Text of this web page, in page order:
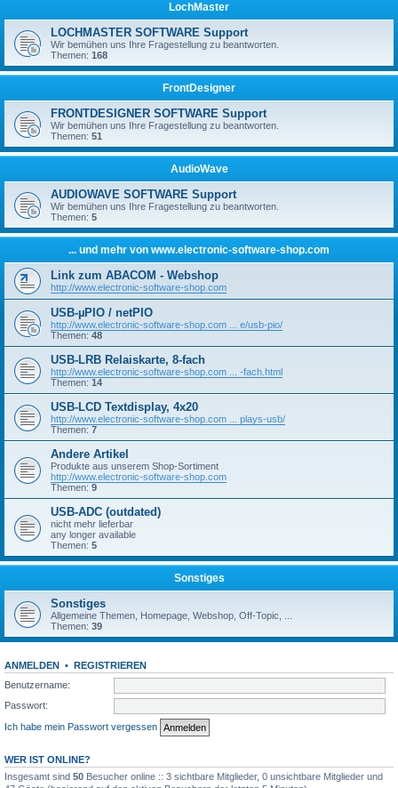
LochMaster
LOCHMASTER SOFTWARE Support
Wir bemühen uns Ihre Fragestellung zu beantworten.
Themen: 168
FrontDesigner
FRONTDESIGNER SOFTWARE Support
Wir bemühen uns Ihre Fragestellung zu beantworten.
Themen: 51
AudioWave
AUDIOWAVE SOFTWARE Support
Wir bemühen uns Ihre Fragestellung zu beantworten.
Themen: 5
... und mehr von www.electronic-software-shop.com
Link zum ABACOM - Webshop
http://www.electronic-software-shop.com
USB-µPIO / netPIO
http://www.electronic-software-shop.com ... e/usb-pio/
Themen: 48
USB-LRB Relaiskarte, 8-fach
http://www.electronic-software-shop.com ... -fach.html
Themen: 14
USB-LCD Textdisplay, 4x20
http://www.electronic-software-shop.com ... plays-usb/
Themen: 7
Andere Artikel
Produkte aus unserem Shop-Sortiment
http://www.electronic-software-shop.com
Themen: 9
USB-ADC (outdated)
nicht mehr lieferbar
any longer available
Themen: 5
Sonstiges
Sonstiges
Allgemeine Themen, Homepage, Webshop, Off-Topic, ...
Themen: 39
ANMELDEN • REGISTRIEREN
Benutzername:
Passwort:
Ich habe mein Passwort vergessen
WER IST ONLINE?
Insgesamt sind 50 Besucher online :: 3 sichtbare Mitglieder, 0 unsichtbare Mitglieder und